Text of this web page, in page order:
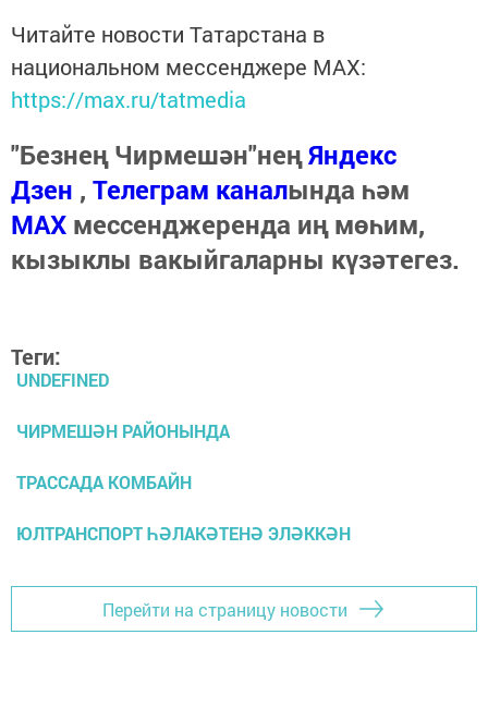
Читайте новости Татарстана в
национальном мессенджере MАХ:
https://max.ru/tatmedia
"Безнең Чирмешән"неңЯндекс
Дзен , Телеграм каналында һәм
МАХ мессенджеренда иң мөһим,
кызыклы вакыйгаларны күзәтегез.
Теги:
UNDEFINED
ЧИРМЕШӘН РАЙОНЫНДА
ТРАССАДА КОМБАЙН
ЮЛТРАНСПОРТ ҺӘЛАКӘТЕНӘ ЭЛӘККӘН
Перейти на страницу новости